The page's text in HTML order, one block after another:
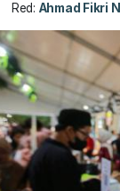
Red: Ahmad Fikri